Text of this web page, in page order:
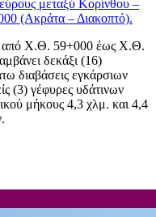
μεταξύ Κορίνθου –
(Ακράτα – Διακοπτό).
από Χ.Θ. 59+000 έως Χ.Θ.
δεκάξι (16)
διαβάσεις εγκάρσιων
(3) γέφυρες υδάτινων
μήκους 4,3 χλμ. και 4,4